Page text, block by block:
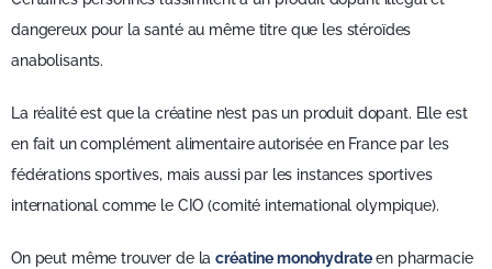
dangereux pour la santé au même titre que les stéroïdes
anabolisants.
La réalité est que la créatine n’est pas un produit dopant. Elle est
en fait un complément alimentaire autorisée en France par les
fédérations sportives, mais aussi par les instances sportives
international comme le CIO (comité international olympique).
On peut même trouver de lacréatine monohydrateen pharmacie